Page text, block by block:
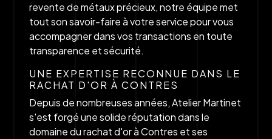
revente de métaux précieux, notre équipe met
tout son savoir-faire à votre service pour vous
accompagner dans vos transactions en toute
transparence et sécurité.
UNE EXPERTISE RECONNUE DANS LE
RACHAT D'OR À CONTRES
Depuis de nombreuses années, Atelier Martinet
s'est forgé une solide réputation dans le
domaine du rachat d'or à Contres et ses